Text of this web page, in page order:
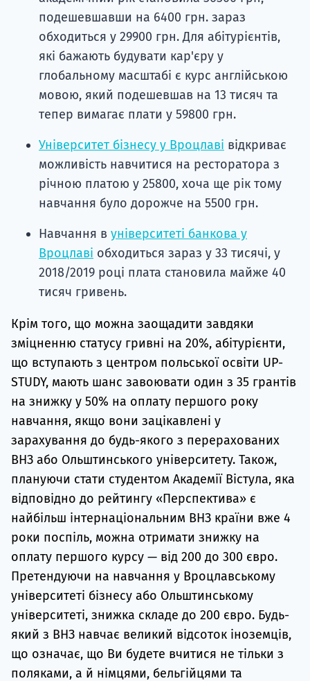
подешевшавши на 6400 грн. зараз
обходиться у 29900 грн. Для абітурієнтів,
які бажають будувати кар'єру у
глобальному масштабі є курс англійською
мовою, який подешевшав на 13 тисяч та
тепер вимагає плати у 59800 грн.
Університет бізнесу у Вроцлаві відкриває
можливість навчитися на ресторатора з
річною платою у 25800, хоча ще рік тому
навчання було дорожче на 5500 грн.
Навчання в університеті банкова у
Вроцлаві обходиться зараз у 33 тисячі, у
2018/2019 році плата становила майже 40
тисяч гривень.
Крім того, що можна заощадити завдяки
зміцненню статусу гривні на 20%, абітурієнти,
що вступають з центром польської освіти UP-
STUDY, мають шанс завоювати один з 35 грантів
на знижку у 50% на оплату першого року
навчання, якщо вони зацікавлені у
зарахування до будь-якого з перерахованих
ВНЗ або Ольштинського університету. Також,
плануючи стати студентом Академії Вістула, яка
відповідно до рейтингу «Перспектива» є
найбільш інтернаціональним ВНЗ країни вже 4
роки поспіль, можна отримати знижку на
оплату першого курсу — від 200 до 300 євро.
Претендуючи на навчання у Вроцлавському
університеті бізнесу або Ольштинському
університеті, знижка складе до 200 євро. Будь-
який з ВНЗ навчає великий відсоток іноземців,
що означає, що Ви будете вчитися не тільки з
поляками, а й німцями, бельгійцями та